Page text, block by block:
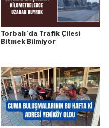
Torbalı'da Trafik Çilesi
Bitmek Bilmiyor